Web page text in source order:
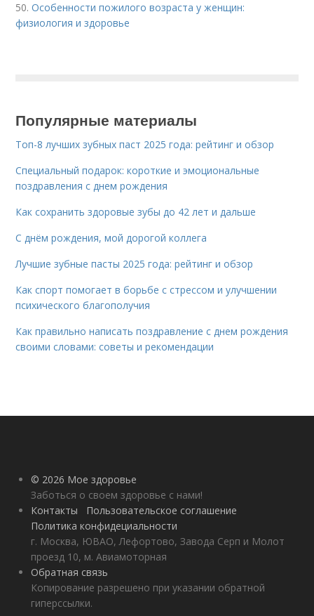
50.Особенности пожилого возраста у женщин:
физиология и здоровье
Популярные материалы
Топ-8 лучших зубных паст 2025 года: рейтинг и обзор
Специальный подарок: короткие и эмоциональные
поздравления с днем рождения
Как сохранить здоровые зубы до 42 лет и дальше
С днём рождения, мой дорогой коллега
Лучшие зубные пасты 2025 года: рейтинг и обзор
Как спорт помогает в борьбе с стрессом и улучшении
психического благополучия
Как правильно написать поздравление с днем рождения
своими словами: советы и рекомендации
© 2026 Мое здоровье
Заботься о своем здоровье с нами!
Контакты
Пользовательское соглашение
Политика конфидециальности
г. Москва, ЮВАО, Лефортово, Завода Серп и Молот
проезд 10, м. Авиамоторная
Обратная связь
Копирование разрешено при указании обратной
гиперссылки.